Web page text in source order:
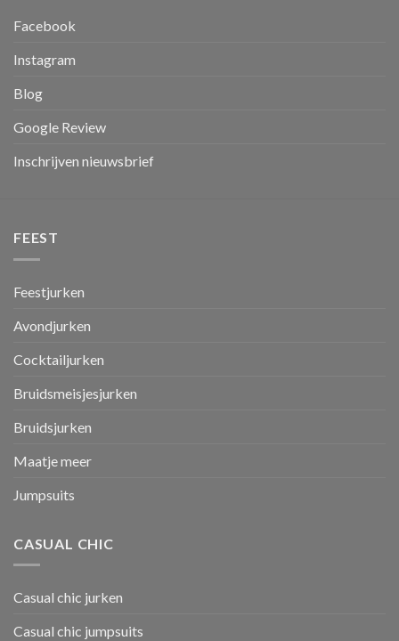
Facebook
Instagram
Blog
Google Review
Inschrijven nieuwsbrief
FEEST
Feestjurken
Avondjurken
Cocktailjurken
Bruidsmeisjesjurken
Bruidsjurken
Maatje meer
Jumpsuits
CASUAL CHIC
Casual chic jurken
Casual chic jumpsuits